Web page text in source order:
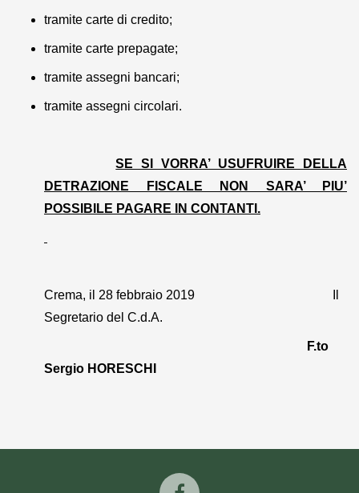
tramite carte di credito;
tramite carte prepagate;
tramite assegni bancari;
tramite assegni circolari.
SE SI VORRA’ USUFRUIRE DELLA
DETRAZIONE FISCALE NON SARA’ PIU’
POSSIBILE PAGARE IN CONTANTI.
Crema, il 28 febbraio 2019
Segretario del C.d.A.
F.to
Sergio HORESCHI